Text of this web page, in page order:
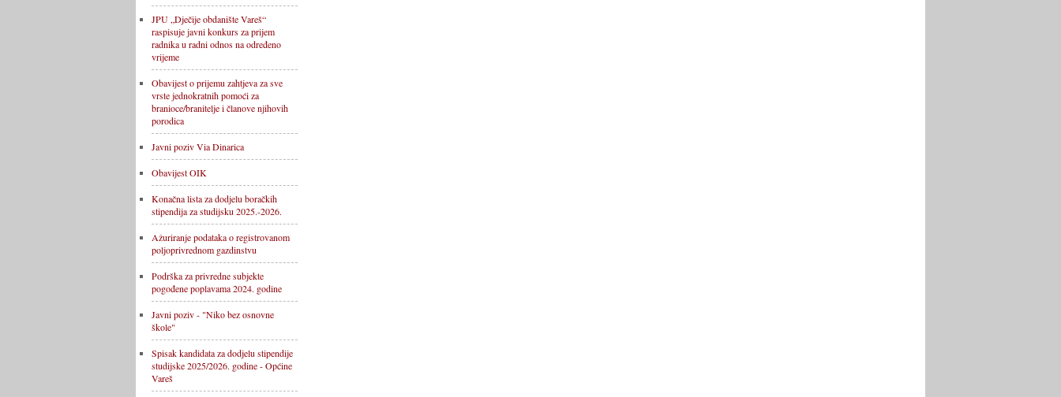
JPU „Dječije obdanište Vareš“
raspisuje javni konkurs za prijem
radnika u radni odnos na određeno
vrijeme
Obavijest o prijemu zahtjeva za sve
vrste jednokratnih pomoći za
branioce/branitelje i članove njihovih
porodica
Javni poziv Via Dinarica
Obavijest OIK
Konačna lista za dodjelu boračkih
stipendija za studijsku 2025.-2026.
Ažuriranje podataka o registrovanom
poljoprivrednom gazdinstvu
Podrška za privredne subjekte
pogođene poplavama 2024. godine
Javni poziv - "Niko bez osnovne
škole"
Spisak kandidata za dodjelu stipendije
studijske 2025/2026. godine - Općine
Vareš